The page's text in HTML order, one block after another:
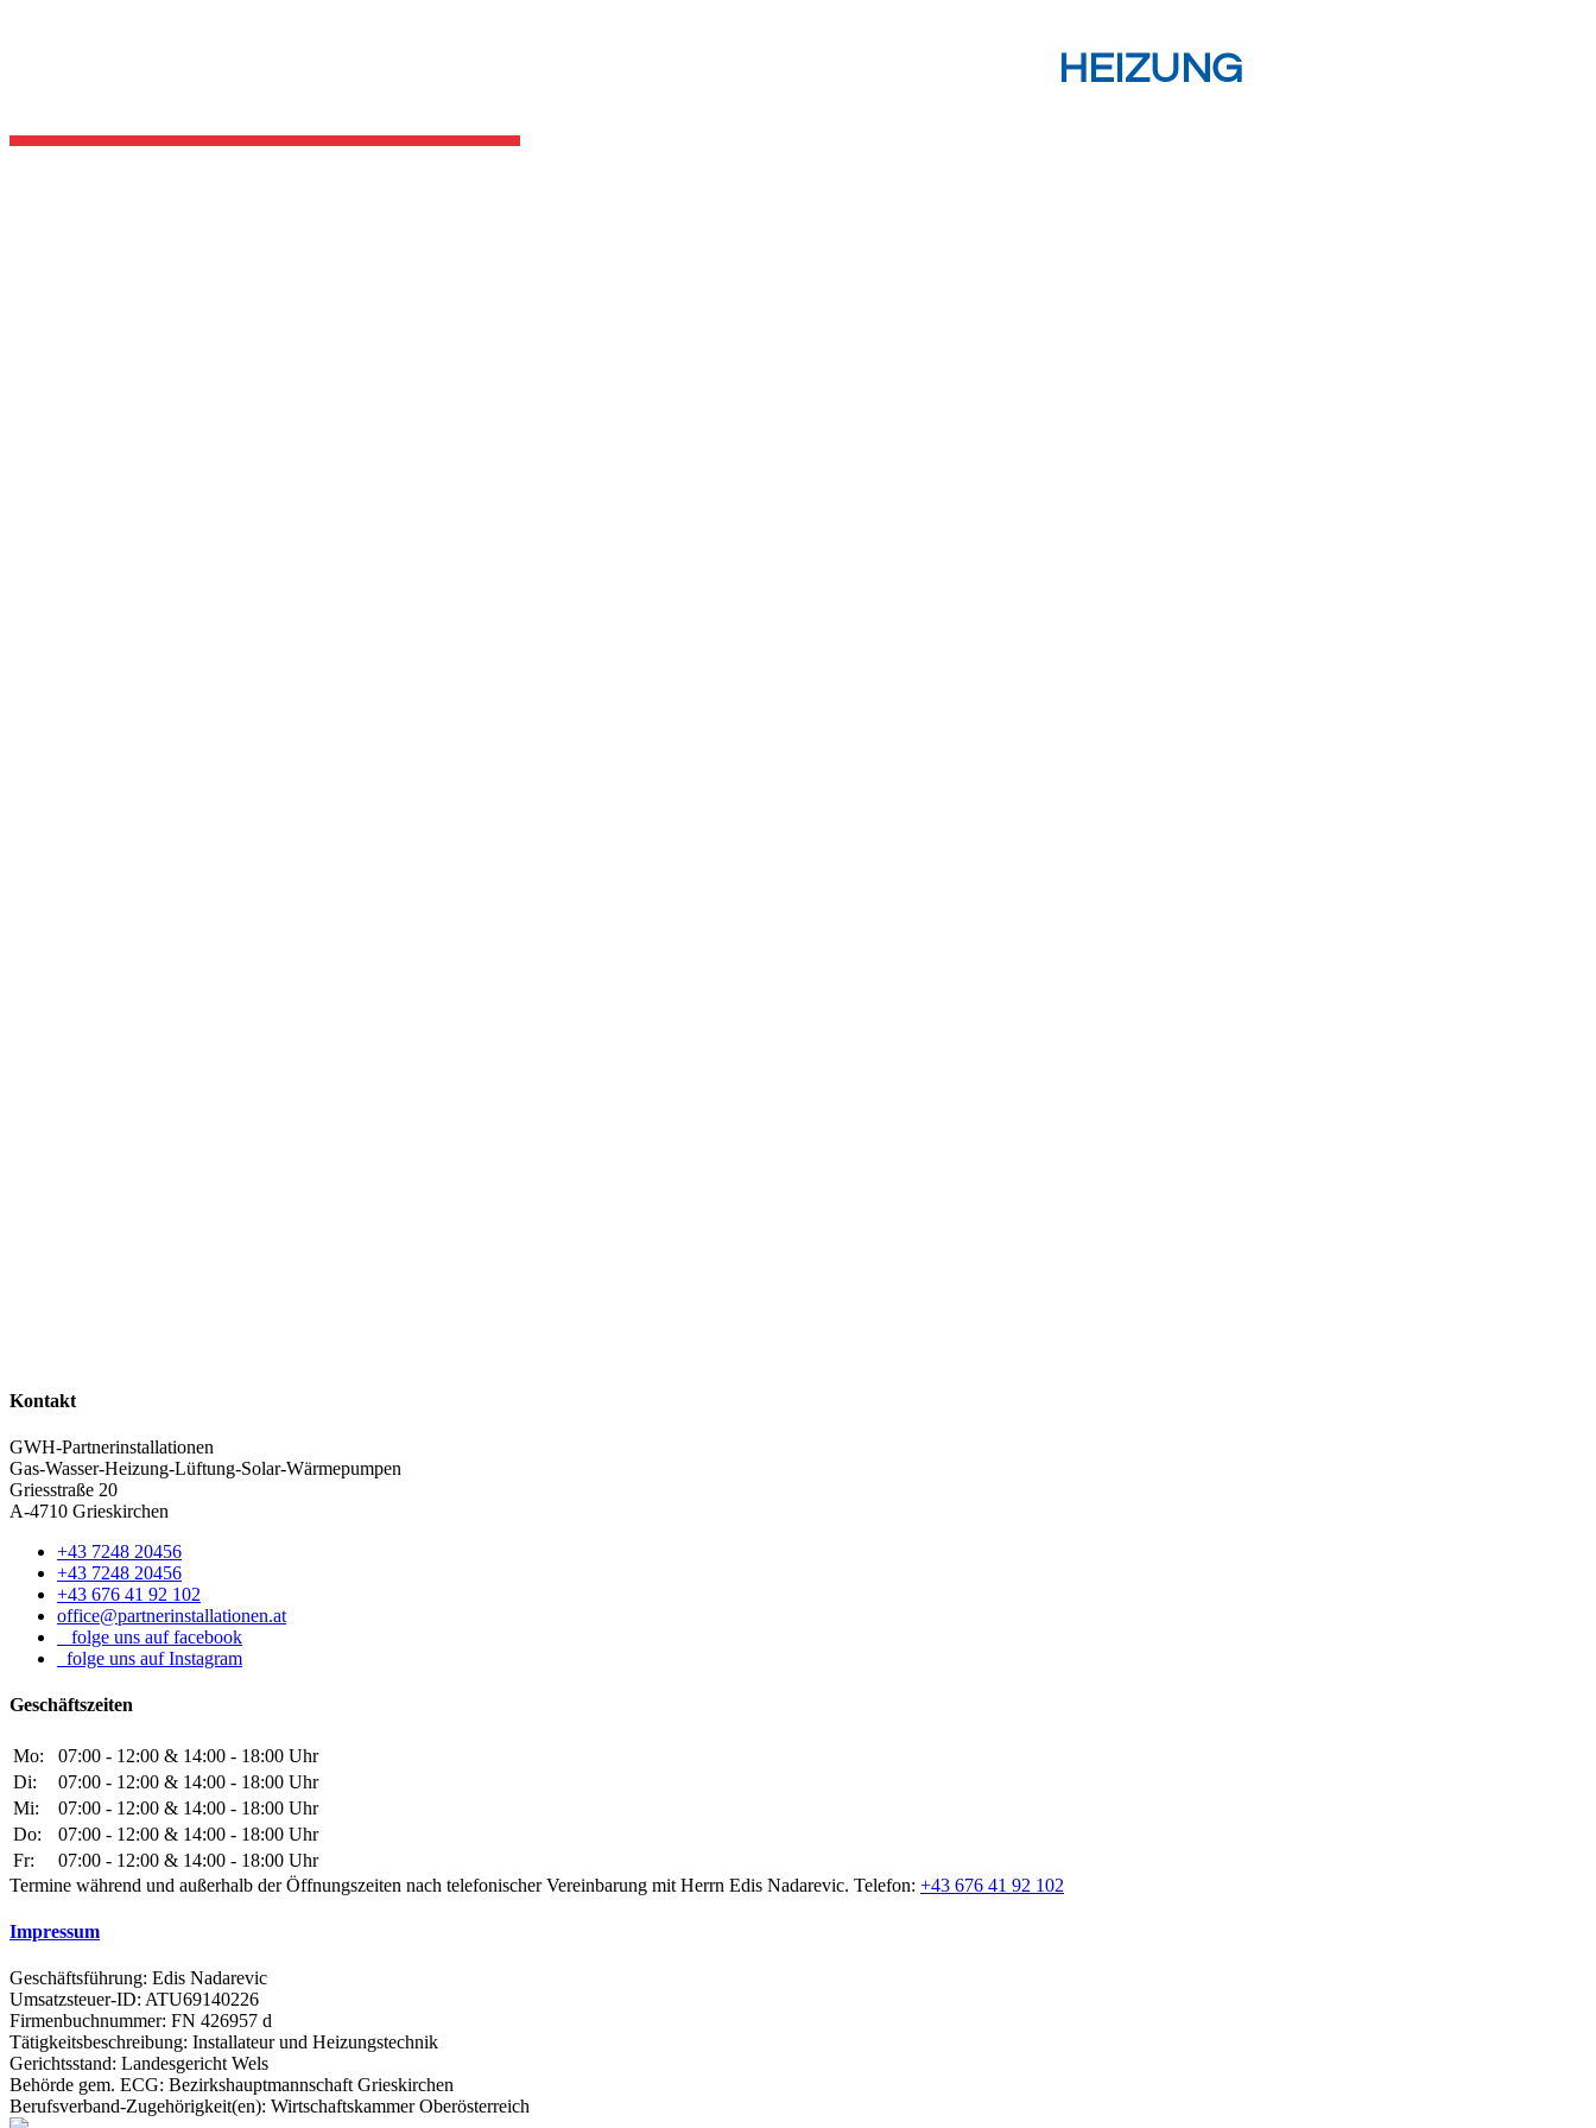
HEIZUNG
Kontakt
GWH-Partnerinstallationen
Gas-Wasser-Heizung-Lüftung-Solar-Wärmepumpen
Griesstraße 20
A-4710 Grieskirchen
+43 7248 20456
+43 7248 20456
+43 676 41 92 102
office@partnerinstallationen.at
folge uns auf facebook
folge uns auf Instagram
Geschäftszeiten
Mo:
07:00 - 12:00 & 14:00 - 18:00 Uhr
Di:
07:00 - 12:00 & 14:00 - 18:00 Uhr
Mi:
07:00 - 12:00 & 14:00 - 18:00 Uhr
Do:
07:00 - 12:00 & 14:00 - 18:00 Uhr
Fr:
07:00 - 12:00 & 14:00 - 18:00 Uhr
Termine während und außerhalb der Öffnungszeiten nach telefonischer Vereinbarung mit Herrn Edis Nadarevic. Telefon: +43 676 41 92 102
Impressum
Geschäftsführung: Edis Nadarevic
Umsatzsteuer-ID: ATU69140226
Firmenbuchnummer: FN 426957 d
Tätigkeitsbeschreibung: Installateur und Heizungstechnik
Gerichtsstand: Landesgericht Wels
Behörde gem. ECG: Bezirkshauptmannschaft Grieskirchen
Berufsverband-Zugehörigkeit(en): Wirtschaftskammer Oberösterreich